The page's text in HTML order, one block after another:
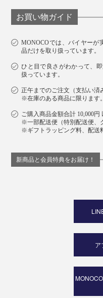
お買い物ガイド
MONOCOでは、バイヤーが
品だけを取り扱っています。
ひと目で良さがわかって、
扱っています。
正午までのご注文（支払い済
※在庫のある商品に限ります。
ご購入商品金額合計 10,000円
※一部配送便（特別配送便、
※ギフトラッピング料、配送
新商品と会員特典をお届け！
ア